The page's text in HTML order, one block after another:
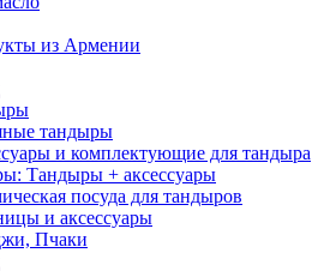
из Армении
тандыры
и комплектующие для тандыра
Тандыры + аксессуары
посуда для тандыров
и аксессуары
Пчаки